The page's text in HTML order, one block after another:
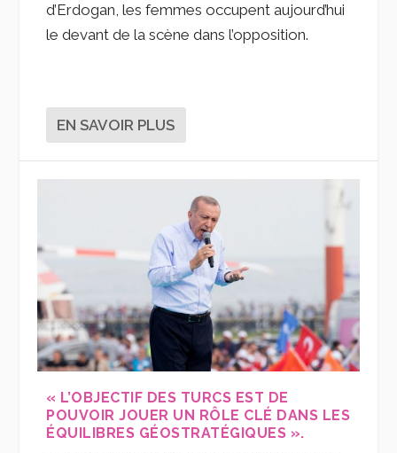
d’Erdogan, les femmes occupent aujourd’hui
le devant de la scène dans l’opposition.
EN SAVOIR PLUS
« L’OBJECTIF DES TURCS EST DE
POUVOIR JOUER UN RÔLE CLÉ DANS LES
ÉQUILIBRES GÉOSTRATÉGIQUES ».